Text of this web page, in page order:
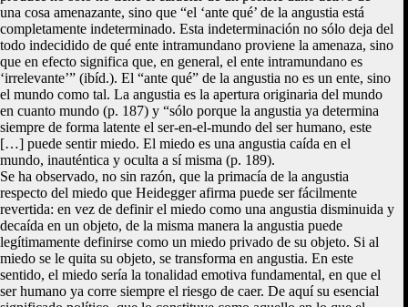
una cosa amenazante, sino que “el ‘ante qué’ de la angustia está
completamente indeterminado. Esta indeterminación no sólo deja del
todo indecidido de qué ente intramundano proviene la amenaza, sino
que en efecto significa que, en general, el ente intramundano es
‘irrelevante’” (ibíd.). El “ante qué” de la angustia no es un ente, sino
el mundo como tal. La angustia es la apertura originaria del mundo
en cuanto mundo (p. 187) y “sólo porque la angustia ya determina
siempre de forma latente el ser-en-el-mundo del ser humano, este
[…] puede sentir miedo. El miedo es una angustia caída en el
mundo, inauténtica y oculta a sí misma (p. 189).
Se ha observado, no sin razón, que la primacía de la angustia
respecto del miedo que Heidegger afirma puede ser fácilmente
revertida: en vez de definir el miedo como una angustia disminuida y
decaída en un objeto, de la misma manera la angustia puede
legítimamente definirse como un miedo privado de su objeto. Si al
miedo se le quita su objeto, se transforma en angustia. En este
sentido, el miedo sería la tonalidad emotiva fundamental, en que el
ser humano ya corre siempre el riesgo de caer. De aquí su esencial